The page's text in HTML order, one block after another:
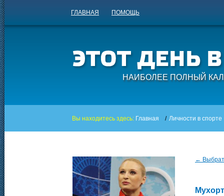
ГЛАВНАЯ ПОМОЩЬ
НАИБОЛЕЕ ПОЛНЫЙ
Вы находитесь здесь: Главная / Личности в спорте
←